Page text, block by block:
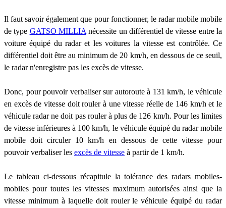
Il faut savoir également que pour fonctionner, le radar mobile mobile
de type GATSO MILLIA nécessite un différentiel de vitesse entre la
voiture équipé du radar et les voitures la vitesse est contrôlée. Ce
différentiel doit être au minimum de 20 km/h, en dessous de ce seuil,
le radar n'enregistre pas les excès de vitesse.
Donc, pour pouvoir verbaliser sur autoroute à 131 km/h, le véhicule
en excès de vitesse doit rouler à une vitesse réelle de 146 km/h et le
véhicule radar ne doit pas rouler à plus de 126 km/h. Pour les limites
de vitesse inférieures à 100 km/h, le véhicule équipé du radar mobile
mobile doit circuler 10 km/h en dessous de cette vitesse pour
pouvoir verbaliser les excès de vitesse à partir de 1 km/h.
Le tableau ci-dessous récapitule la tolérance des radars mobiles-
mobiles pour toutes les vitesses maximum autorisées ainsi que la
vitesse minimum à laquelle doit rouler le véhicule équipé du radar